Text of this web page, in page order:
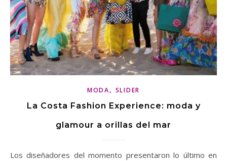
MODA, SLIDER
La Costa Fashion Experience: moda y
glamour a orillas del mar
Los diseñadores del momento presentaron lo último en